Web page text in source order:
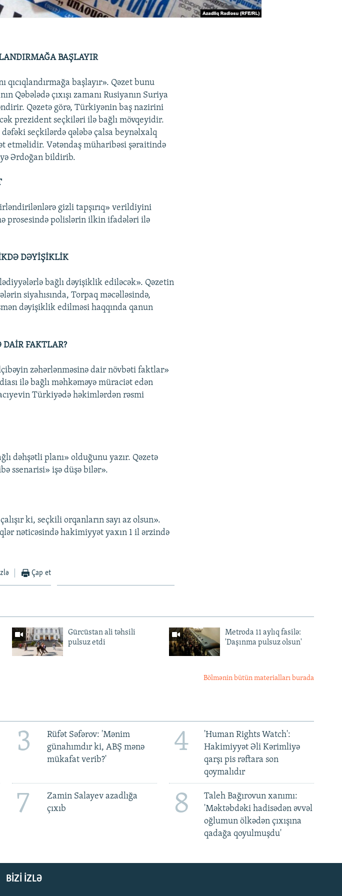
BAŞLAYIR
qıcıqlandırmağa başlayır». Qəzet bunu
Qəbələdə çıxışı zamanı Rusiyanın Suriya
Qəzetə görə, Türkiyənin baş nazirini
prezident seçkiləri ilə bağlı mövqeyidir.
seçkilərdə qələbə çalsa beynəlxalq
etməlidir. Vətəndaş müharibəsi şəraitində
Ərdoğan bildirib.
gizli tapşırıq» verildiyini
prosesində polislərin ilkin ifadələri ilə
DƏYİŞİKLİK
bağlı dəyişiklik ediləcək». Qəzetin
siyahısında, Torpaq məcəlləsində,
dəyişiklik edilməsi haqqında qanun
FAKTLAR?
zəhərlənməsinə dair növbəti faktlar»
ilə bağlı məhkəməyə müraciət edən
Türkiyədə həkimlərdən rəsmi
dəhşətli planı» olduğunu yazır. Qəzetə
ssenarisi» işə düşə bilər».
ki, seçkili orqanların sayı az olsun».
nəticəsində hakimiyyət yaxın 1 il ərzində
Çap et
Gürcüstan ali təhsili
pulsuz etdi
Metroda 11 aylıq fasilə:
'Daşınma pulsuz olsun'
Bölmənin bütün materialları burada
3
Rüfət Səfərov: 'Mənim
günahımdır ki, ABŞ mənə
mükafat verib?'
4
'Human Rights Watch':
Hakimiyyət Əli Kərimliyə
qarşı pis rəftara son
qoymalıdır
7
Zamin Salayev azadlığa
çıxıb
8
Taleh Bağırovun xanımı:
'Məktəbdəki hadisədən əvvəl
oğlumun ölkədən çıxışına
qadağa qoyulmuşdu'
BIZI IZLƏ